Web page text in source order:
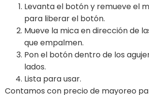
Levanta el botón y remueve el
para liberar el botón.
Mueve la mica en dirección de
que empalmen.
Pon el botón dentro de los
lados.
Lista para usar.
Contamos con precio de mayoreo